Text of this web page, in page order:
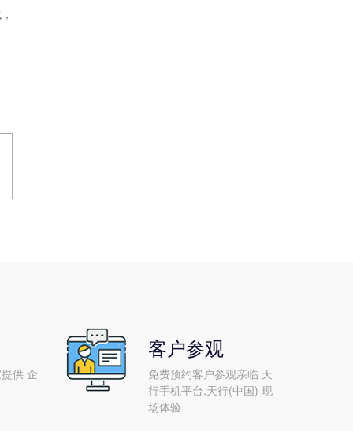
供 企
客户参观
免费预约客户参观亲临 天
行手机平台,天行(中国) 现
场体验